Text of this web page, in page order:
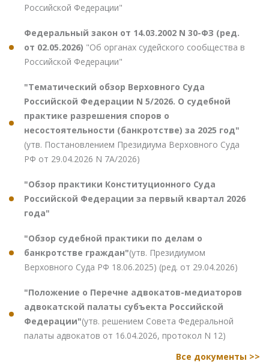
Российской Федерации"
Федеральный закон от 14.03.2002 N 30-ФЗ (ред.
от 02.05.2026) "Об органах судейского сообщества в
Российской Федерации"
"Тематический обзор Верховного Суда
Российской Федерации N 5/2026. О судебной
практике разрешения споров о
несостоятельности (банкротстве) за 2025 год"
(утв. Постановлением Президиума Верховного Суда
РФ от 29.04.2026 N 7А/2026)
"Обзор практики Конституционного Суда
Российской Федерации за первый квартал 2026
года"
"Обзор судебной практики по делам о
банкротстве граждан"(утв. Президиумом
Верховного Суда РФ 18.06.2025) (ред. от 29.04.2026)
"Положение о Перечне адвокатов-медиаторов
адвокатской палаты субъекта Российской
Федерации"(утв. решением Совета Федеральной
палаты адвокатов от 16.04.2026, протокол N 12)
Все документы >>